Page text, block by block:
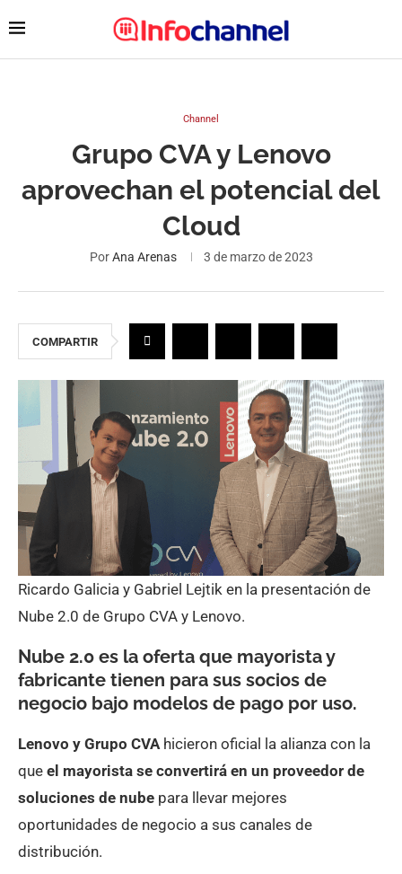
Channel
Grupo CVA y Lenovo
aprovechan el potencial del
Cloud
PorAna Arenas 3 de marzo de 2023
COMPARTIR
Ricardo Galicia y Gabriel Lejtik en la presentación de
Nube 2.0 de Grupo CVA y Lenovo.
Nube 2.0 es la oferta que mayorista y
fabricante tienen para sus socios de
negocio bajo modelos de pago por uso.
Lenovo y Grupo CVAhicieron oficial la alianza con la
que el mayorista se convertirá en un proveedor de
soluciones de nube para llevar mejores
oportunidades de negocio a sus canales de
distribución.